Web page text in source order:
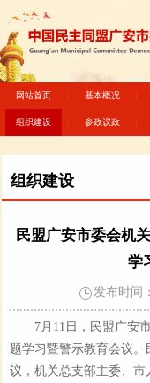
网站首页 基本概况
组织建设 参政议政
组织建设
民盟广安市委会机
学
发布时间
7月11日，民盟广安
题学习暨警示教育会议
议，机关总支部主委、